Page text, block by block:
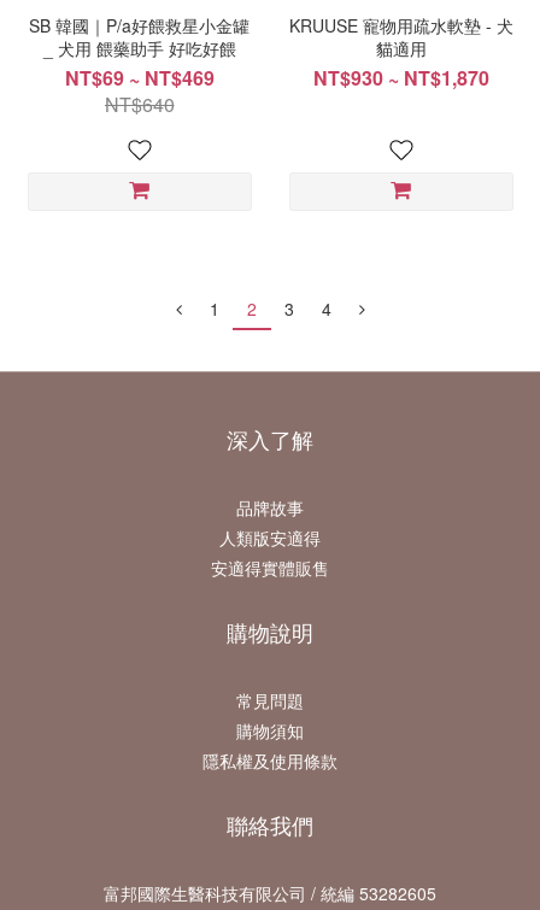
SB 韓國｜P/a好餵救星小金罐
_ 犬用 餵藥助手 好吃好餵
NT$69 ~ NT$469
NT$640
KRUUSE 寵物用疏水軟墊 - 犬
貓適用
NT$930 ~ NT$1,870
1 2 3 4
深入了解
品牌故事
人類版安適得
安適得實體販售
購物說明
常見問題
購物須知
隱私權及使用條款
聯絡我們
富邦國際生醫科技有限公司 / 統編 53282605